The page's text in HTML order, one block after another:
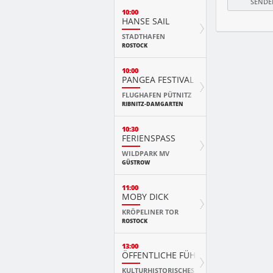
10:00
HANSE SAIL
STADTHAFEN
ROSTOCK
10:00
PANGEA FESTIVAL
FLUGHAFEN PÜTNITZ
RIBNITZ-DAMGARTEN
10:30
FERIENSPASS
WILDPARK MV
GÜSTROW
11:00
MOBY DICK
KRÖPELINER TOR
ROSTOCK
13:00
ÖFFENTLICHE FÜHRUNG
KULTURHISTORISCHES MUSEUM